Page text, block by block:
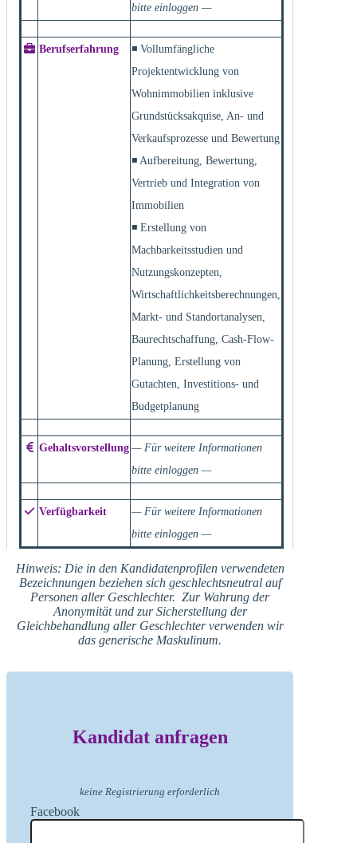
bitte einloggen —
Berufserfahrung
◾ Vollumfängliche
Projektentwicklung von
Wohnimmobilien inklusive
Grundstücksakquise, An- und
Verkaufsprozesse und Bewertung
◾ Aufbereitung, Bewertung,
Vertrieb und Integration von
Immobilien
◾ Erstellung von
Machbarkeitsstudien und
Nutzungskonzepten,
Wirtschaftlichkeitsberechnungen,
Markt- und Standortanalysen,
Baurechtschaffung, Cash-Flow-
Planung, Erstellung von
Gutachten, Investitions- und
Budgetplanung
Gehaltsvorstellung — Für weitere Informationen
bitte einloggen —
Verfügbarkeit
— Für weitere Informationen
bitte einloggen —
Hinweis: Die in den Kandidatenprofilen verwendeten
Bezeichnungen beziehen sich geschlechtsneutral auf
Personen aller Geschlechter. Zur Wahrung der
Anonymität und zur Sicherstellung der
Gleichbehandlung aller Geschlechter verwenden wir
das generische Maskulinum.
Kandidat anfragen
keine Registrierung erforderlich
Facebook